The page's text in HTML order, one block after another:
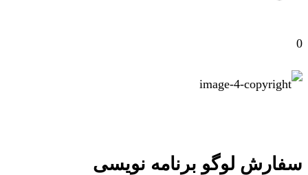
0
سفارش لوگو برنامه نویسی